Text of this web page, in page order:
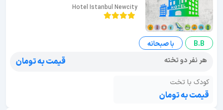
Hotel Istanbul Newcity
B.B
با صبحانه
هر نفر دو تخته
قیمت به تومان
کودک با تخت
قیمت به تومان